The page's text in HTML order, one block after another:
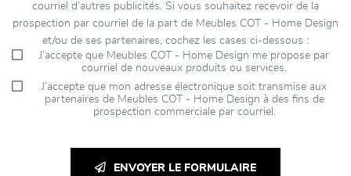
courriel d’autres publicités. Si vous souhaitez recevoir de la
prospection par courriel de la part de Meubles COT - Home Design
et/ou de ses partenaires, cochez les cases ci-dessous :
J’accepte que Meubles COT - Home Design me propose par
courriel de nouveaux produits ou services.
J’accepte que mon adresse électronique soit transmise aux
partenaires de Meubles COT - Home Design à des fins de
prospection commerciale par courriel.
ENVOYER LE FORMULAIRE